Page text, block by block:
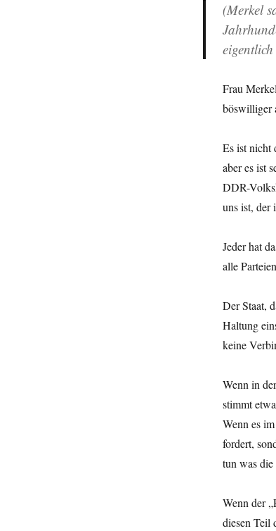
(Merkel
Frau
böswilliger
Es ist nicht
aber es ist
DDR-
uns ist, der
Jeder hat
alle
Der Staat,
Haltung
keine
Wenn in
stimmt
Wenn es
fordert,
tun was
Wenn der
diesen Teil